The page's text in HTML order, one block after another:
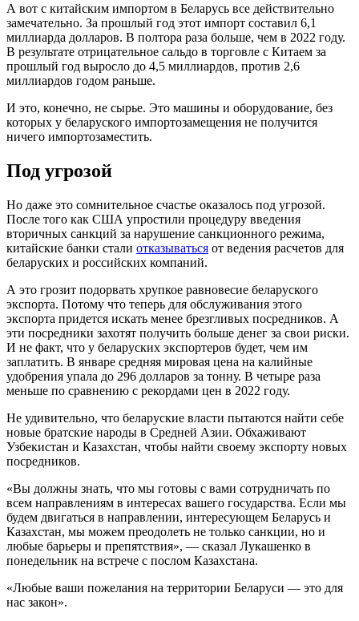
А вот с китайским импортом в Беларусь все действительно
замечательно. За прошлый год этот импорт составил 6,1
миллиарда долларов. В полтора раза больше, чем в 2022 году.
В результате отрицательное сальдо в торговле с Китаем за
прошлый год выросло до 4,5 миллиардов, против 2,6
миллиардов годом раньше.
И это, конечно, не сырье. Это машины и оборудование, без
которых у беларуского импортозамещения не получится
ничего импортозаместить.
Под угрозой
Но даже это сомнительное счастье оказалось под угрозой.
После того как США упростили процедуру введения
вторичных санкций за нарушение санкционного режима,
китайские банки стали отказываться от ведения расчетов для
беларуских и российских компаний.
А это грозит подорвать хрупкое равновесие беларуского
экспорта. Потому что теперь для обслуживания этого
экспорта придется искать менее брезгливых посредников. А
эти посредники захотят получить больше денег за свои риски.
И не факт, что у беларуских экспортеров будет, чем им
заплатить. В январе средняя мировая цена на калийные
удобрения упала до 296 долларов за тонну. В четыре раза
меньше по сравнению с рекордами цен в 2022 году.
Не удивительно, что беларуские власти пытаются найти себе
новые братские народы в Средней Азии. Обхаживают
Узбекистан и Казахстан, чтобы найти своему экспорту новых
посредников.
«Вы должны знать, что мы готовы с вами сотрудничать по
всем направлениям в интересах вашего государства. Если мы
будем двигаться в направлении, интересующем Беларусь и
Казахстан, мы можем преодолеть не только санкции, но и
любые барьеры и препятствия», — сказал Лукашенко в
понедельник на встрече с послом Казахстана.
«Любые ваши пожелания на территории Беларуси — это для
нас закон».